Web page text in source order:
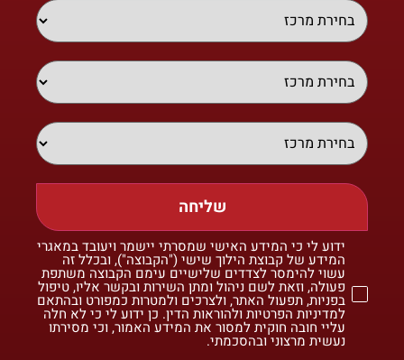
שליחה
ידוע לי כי המידע האישי שמסרתי יישמר ויעובד במאגרי
המידע של קבוצת הילוך שישי ("הקבוצה"), ובכלל זה
עשוי להימסר לצדדים שלישיים עימם הקבוצה משתפת
פעולה, וזאת לשם ניהול ומתן השירות ובקשר אליו, טיפול
בפניות, תפעול האתר, ולצרכים ולמטרות כמפורט ובהתאם
למדיניות הפרטיות ולהוראות הדין. כן ידוע לי כי לא חלה
עליי חובה חוקית למסור את המידע האמור, וכי מסירתו
נעשית מרצוני ובהסכמתי.